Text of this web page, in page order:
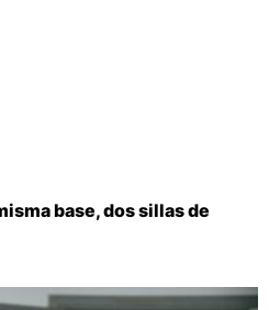
base, dos sillas de